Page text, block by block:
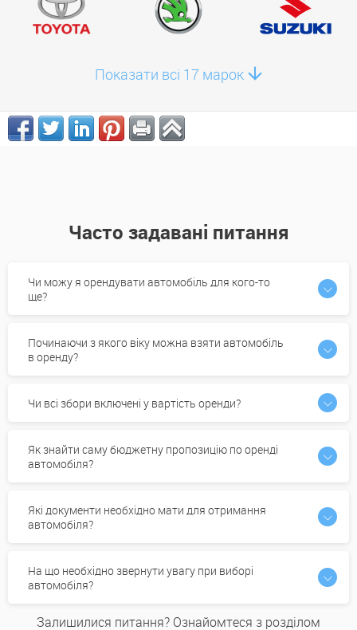
Показати всі 17 марок
Часто задавані питання
Чи можу я орендувати автомобіль для кого-то
ще?
Починаючи з якого віку можна взяти автомобіль
в оренду?
Чи всі збори включені у вартість оренди?
Як знайти саму бюджетну пропозицію по оренді
автомобіля?
Які документи необхідно мати для отримання
автомобіля?
На що необхідно звернути увагу при виборі
автомобіля?
Залишилися питання? Ознайомтеся з розділом